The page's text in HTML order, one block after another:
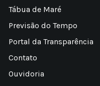
Tábua de Maré
Previsão do Tempo
Portal da Transparência
Contato
Ouvidoria